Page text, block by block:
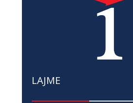
LAJME